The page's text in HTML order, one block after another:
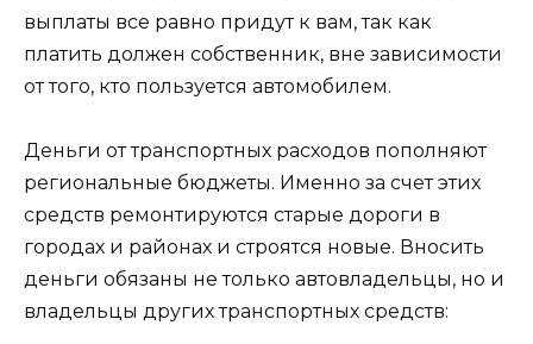
выплаты все равно придут к вам, так как
платить должен собственник, вне зависимости
от того, кто пользуется автомобилем.
Деньги от транспортных расходов пополняют
региональные бюджеты. Именно за счет этих
средств ремонтируются старые дороги в
городах и районах и строятся новые. Вносить
деньги обязаны не только автовладельцы, но и
владельцы других транспортных средств: